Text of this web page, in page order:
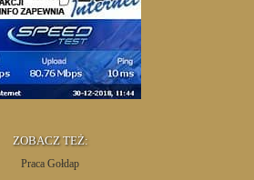
ZOBACZ TEŻ:
Praca Gołdap